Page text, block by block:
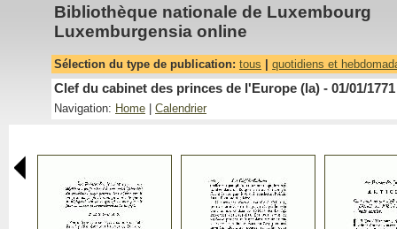
Bibliothèque nationale de Luxembourg
Luxemburgensia online
Sélection du type de publication: tous quotidiens et
Clef du cabinet des princes de l'Europe (la) - 01/01/1771
Navigation: Home Calendrier